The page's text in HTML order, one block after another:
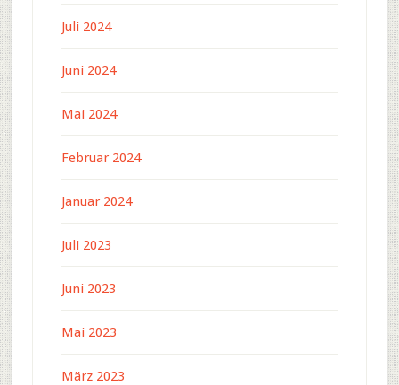
Juli 2024
Juni 2024
Mai 2024
Februar 2024
Januar 2024
Juli 2023
Juni 2023
Mai 2023
März 2023